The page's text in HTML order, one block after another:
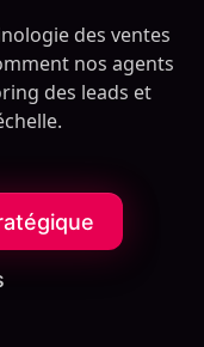
des ventes
nos agents
des leads et